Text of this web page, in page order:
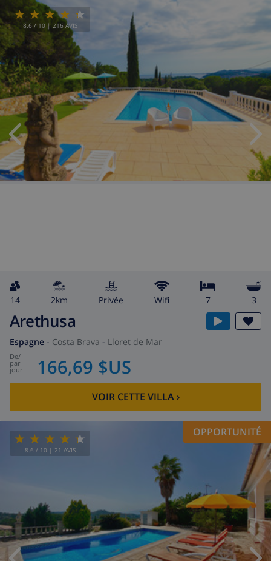
8.6/ 10 | 216 AVIS
14 2km privée wifi 7 3
Arethusa
Espagne - Costa Brava - Lloret de Mar
de/
par
jour 166,69 $US
VOIR CETTE VILLA›
8.6 / 10 | 21 AVIS
OPPORTUNITÉ